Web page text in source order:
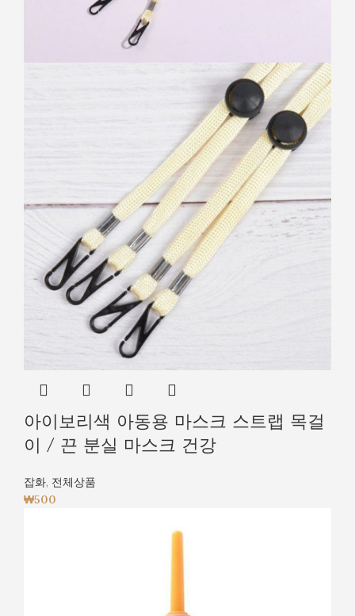
아이보리색 아동용 마스크 스트랩 목걸
이 / 끈 분실 마스크 건강
잡화, 전체상품
₩500